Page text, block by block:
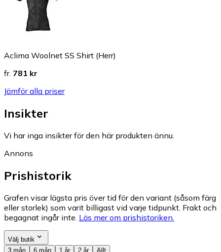
Aclima Woolnet SS Shirt (Herr)
fr. 781 kr
Jämför alla priser
Insikter
Vi har inga insikter för den här produkten ännu.
Annons
Prishistorik
Grafen visar lägsta pris över tid för den variant (såsom färg
eller storlek) som varit billigast vid varje tidpunkt. Frakt och
begagnat ingår inte. Läs mer om prishistoriken.
Välj butik
3 mån
6 mån 1 år 2 år Allt